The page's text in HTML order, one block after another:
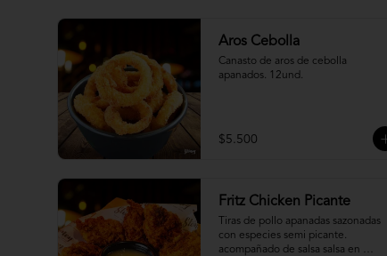
Aros Cebolla
Canasto de aros de cebolla
apanados. 12und.
$5.500
Fritz Chicken Picante
Tiras de pollo apanadas sazonadas
con especies semi picante.
acompañado de salsa salsa en